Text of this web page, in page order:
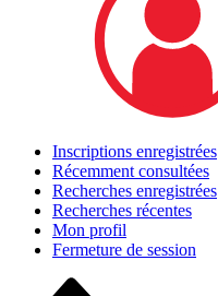
Inscriptions enregistrées
Récemment consultées
Recherches enregistrées
Recherches récentes
Mon profil
Fermeture de session